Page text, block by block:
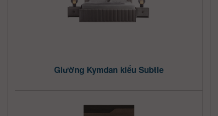
Giường Kymdan kiểu Subtle